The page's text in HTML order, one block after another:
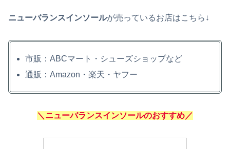
ニューバランスインソールが売っているお店はこちら↓
市販：ABCマート・シューズショップなど
通販：Amazon・楽天・ヤフー
＼ニューバランスインソールのおすすめ／